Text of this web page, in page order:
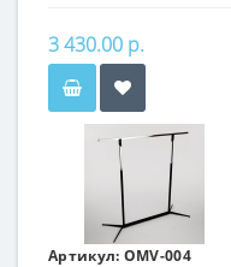
3 430.00 р.
Артикул: OMV-004